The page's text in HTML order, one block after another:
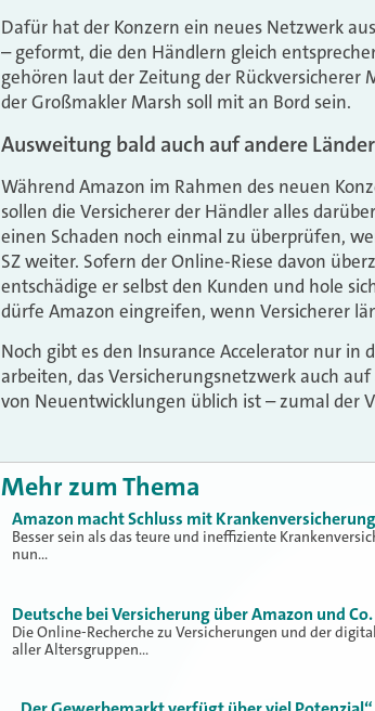
Dafür hat der Konzern ein neues Netzwerk
– geformt, die den Händlern gleich
gehören laut der Zeitung der Rückversicherer
der Großmakler Marsh soll mit an Bord sein.
Ausweitung bald auch auf andere
Während Amazon im Rahmen des neuen
sollen die Versicherer der Händler alles
einen Schaden noch einmal zu überprüfen,
SZ weiter. Sofern der Online-Riese davon
entschädige er selbst den Kunden und hole
dürfe Amazon eingreifen, wenn Versicherer
Noch gibt es den Insurance Accelerator nur in
arbeiten, das Versicherungsnetzwerk auch
von Neuentwicklungen üblich ist – zumal der
Mehr zum Thema
Amazon macht Schluss mit Krankenversicherung
Besser sein als das teure und ineffiziente
nun…
Deutsche bei Versicherung über Amazon und
Die Online-Recherche zu Versicherungen und der
aller Altersgruppen…